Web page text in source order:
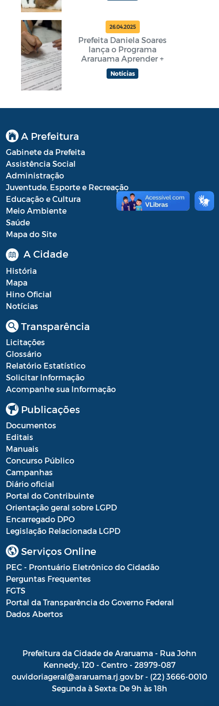
26.04.2025
Prefeita Daniela Soares
lança o Programa
Araruama Aprender +
Notícias
A Prefeitura
Gabinete da Prefeita
Assistência Social
Administração
Juventude, Esporte e Recreação
Educação e Cultura
Meio Ambiente
Saúde
Mapa do Site
A Cidade
História
Mapa
Hino Oficial
Notícias
Transparência
Licitações
Glossário
Relatório Estatístico
Solicitar Informação
Acompanhe sua Informação
Publicações
Documentos
Editais
Manuais
Concurso Público
Campanhas
Diário oficial
Portal do Contribuinte
Orientação geral sobre LGPD
Encarregado DPO
Legislação Relacionada LGPD
Serviços Online
PEC - Prontuário Eletrônico do Cidadão
Perguntas Frequentes
FGTS
Portal da Transparência do Governo Federal
Dados Abertos
Prefeitura da Cidade de Araruama - Rua John
Kennedy, 120 - Centro - 28979-087
ouvidoriageral@araruama.rj.gov.br - (22) 3666-0010
Segunda à Sexta: De 9h às 18h